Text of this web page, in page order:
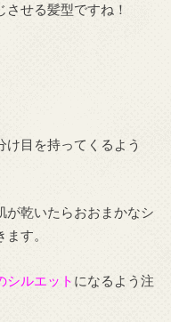
せる髪型ですね！
目を持ってくるよう
が乾いたらおおまかなシ
す。
シルエット になるよう注